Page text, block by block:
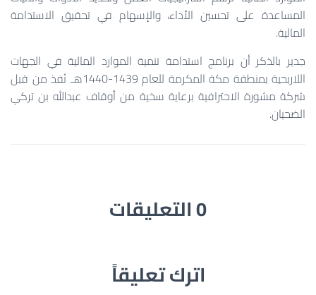
المساعدة على تحسين الأداء، والإسهام في تحقيق الاستدامة
المالية.
جدير بالذكر أن برنامج استدامة تنمية الموارد المالية في الجهات
اللاربحية بمنطقة مكة المكرمة للعام 1439-1440هـ نُفذ من قبل
شركة مشورة الاحترافية برعاية سخية من أوقاف عبدالله بن تركي
الضحيان.
0 التعليقات
اترك تعليقاً